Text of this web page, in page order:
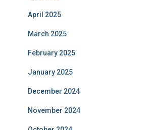
April 2025
March 2025
February 2025
January 2025
December 2024
November 2024